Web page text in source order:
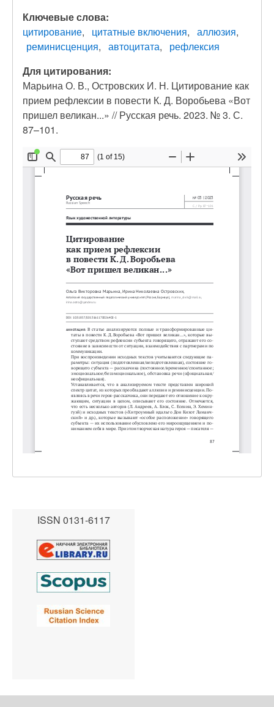
Ключевые слова:
цитирование
цитатные включения
аллюзия
реминисценция
автоцитата
рефлексия
Для цитирования:
Марьина О. В., Островских И. Н. Цитирование как
прием рефлексии в повести К. Д. Воробьева «Вот
пришел великан...» // Русская речь. 2023. № 3. С.
87–101.
ISSN 0131-6117